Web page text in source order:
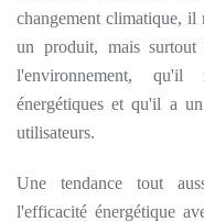
changement climatique, il
un produit, mais surtout
l'environnement, qu'il
énergétiques et qu'il a
utilisateurs.
Une tendance tout
l'efficacité énergétique